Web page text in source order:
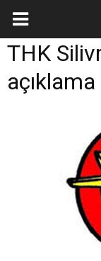
THK
açıklama